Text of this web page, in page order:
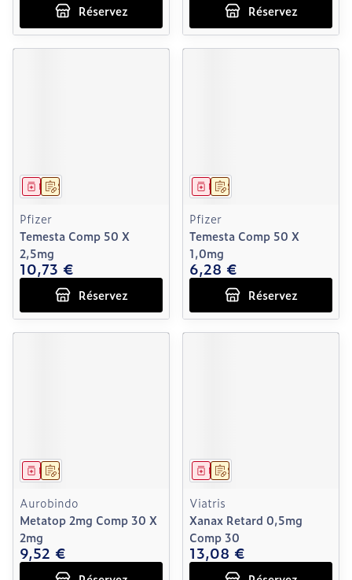
Réservez Réservez
Sur prescription
Médicament
Pfizer
Temesta Comp 50 X
2,5mg
10,73 €
Réservez
Sur prescription
Médicament
Pfizer
Temesta Comp 50 X
1,0mg
6,28 €
Réservez
Sur prescription
Médicament
Aurobindo
Metatop 2mg Comp 30 X
2mg
9,52 €
Sur prescription
Médicament
Viatris
Xanax Retard 0,5mg
Comp 30
13,08 €